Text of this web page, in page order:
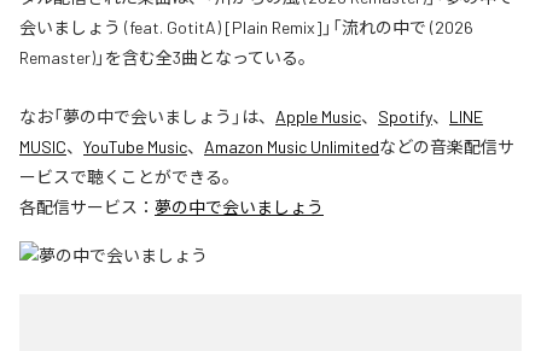
会いましょう (feat. GotitA) [Plain Remix]」「流れの中で (2026
Remaster)」を含む全3曲となっている。
なお「夢の中で会いましょう 」は、 Apple Music、 Spotify、 LINE
MUSIC、 YouTube Music、 Amazon Music Unlimitedなどの音楽配信サ
ービスで聴くことができる。
各配信サービス： 夢の中で会いましょう